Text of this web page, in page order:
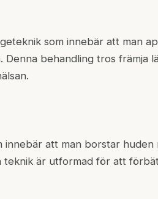
som innebär att man
behandling tros främja
att man borstar huden
teknik är utformad för att